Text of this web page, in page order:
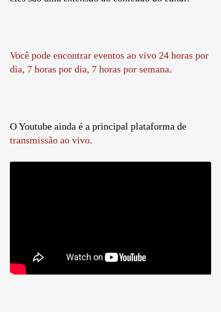
Você pode encontrar eventos ao vivo 24 horas por
dia, 7 horas por dia, 7 horas por semana.
O Youtube ainda é a principal plataforma de
transmissão ao vivo.